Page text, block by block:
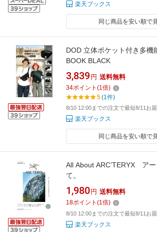
楽天ブックス
同じ商品を安い順で
DOD 立体ポケット付き多機
BOOK BLACK
3,839 円 送料無料
34ポイント (1倍)
5(1件)
8/10 12:00までの注文で最短8/11お
楽天ブックス
同じ商品を安い順で
All About ARC’TERYX ア
て。
1,980 円 送料無料
18ポイント (1倍)
8/10 12:00までの注文で最短8/11お
楽天ブックス